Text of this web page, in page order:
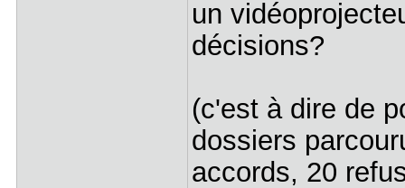
un
décisions?
(c'est à dire de
dossiers
accords, 20